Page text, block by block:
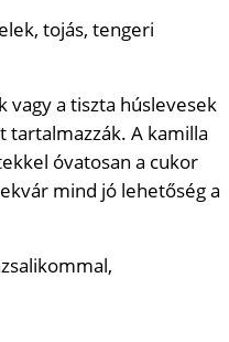
tojás, tengeri
vagy a tiszta húslevesek
tartalmazzák. A kamilla
óvatosan a cukor
mind jó lehetőség a